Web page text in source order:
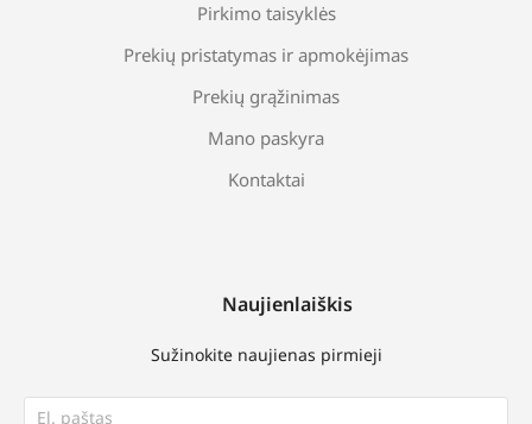
Pirkimo taisyklės
Prekių pristatymas ir apmokėjimas
Prekių grąžinimas
Mano paskyra
Kontaktai
Naujienlaiškis
Sužinokite naujienas pirmieji